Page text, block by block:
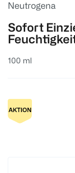
Neutrogena
Sofort
100 ml